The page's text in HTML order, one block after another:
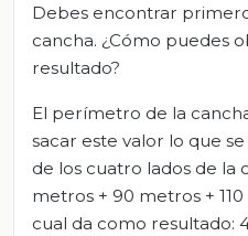
Debes encontrar
cancha. ¿Cómo puedes
resultado?
El perímetro de la
sacar este valor lo que
de los cuatro lados de la
metros + 90 metros +
cual da como resultado: